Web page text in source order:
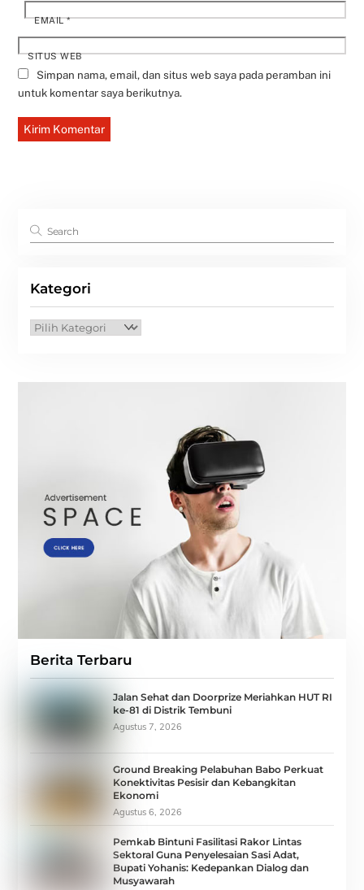
EMAIL*
SITUS WEB
Simpan nama, email, dan situs web saya pada peramban ini
untuk komentar saya berikutnya.
Kategori
Kategori
Berita Terbaru
Jalan Sehat dan Doorprize Meriahkan HUT RI
ke-81 di Distrik Tembuni
Agustus 7, 2026
Ground Breaking Pelabuhan Babo Perkuat
Konektivitas Pesisir dan Kebangkitan
Ekonomi
Agustus 6, 2026
Pemkab Bintuni Fasilitasi Rakor Lintas
Sektoral Guna Penyelesaian Sasi Adat,
Bupati Yohanis: Kedepankan Dialog dan
Musyawarah